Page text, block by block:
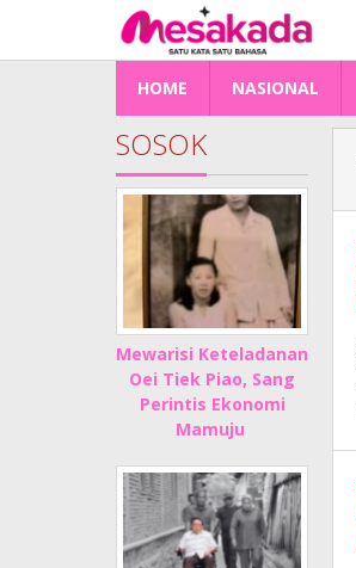
konten
HOME NASIONAL
SOSOK
Mewarisi Keteladanan
Oei Tiek Piao, Sang
Perintis Ekonomi
Mamuju